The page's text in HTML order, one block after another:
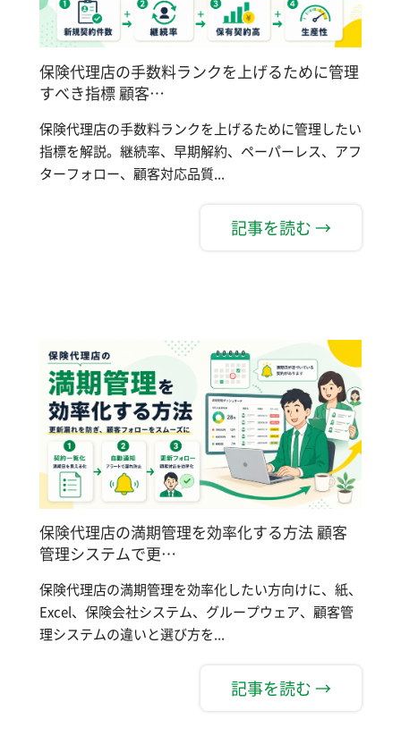
保険代理店の手数料ランクを上げるために管理
すべき指標 顧客…
保険代理店の手数料ランクを上げるために管理したい
指標を解説。継続率、早期解約、ペーパーレス、アフ
ターフォロー、顧客対応品質...
記事を読む →
保険代理店の満期管理を効率化する方法 顧客
管理システムで更…
保険代理店の満期管理を効率化したい方向けに、紙、
Excel、保険会社システム、グループウェア、顧客管
理システムの違いと選び方を...
記事を読む →